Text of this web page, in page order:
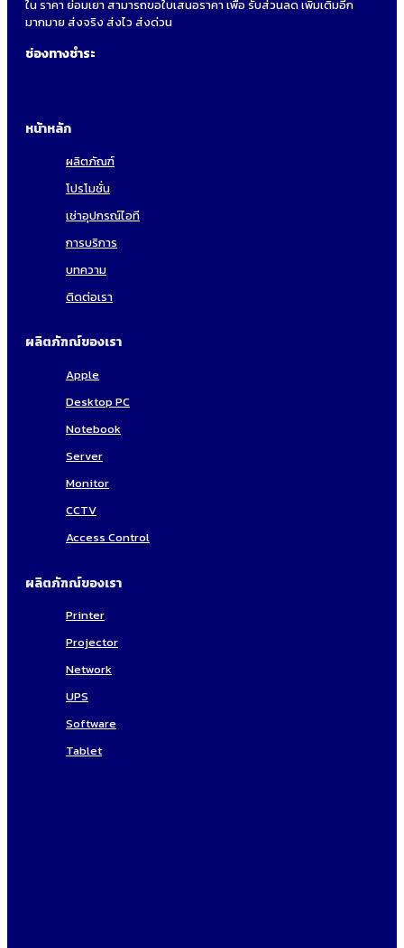
ใน ราคา ย่อมเยา สามารถขอใบเสนอราคา เพื่อ รับส่วนลด เพิ่มเติมอีก
มากมาย ส่งจริง ส่งไว ส่งด่วน
ช่องทางชำระ
หน้าหลัก
ผลิตภัณฑ์
โปรโมชั่น
เช่าอุปกรณ์ไอที
การบริการ
บทความ
ติดต่อเรา
ผลิตภัฑณ์ของเรา
Apple
Desktop PC
Notebook
Server
Monitor
CCTV
Access Control
ผลิตภัฑณ์ของเรา
Printer
Projector
Network
UPS
Software
Tablet